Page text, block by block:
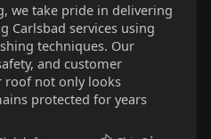
we take pride in delivering
Carlsbad services using
techniques. Our
and customer
roof not only looks
protected for years